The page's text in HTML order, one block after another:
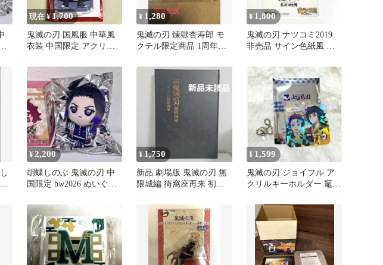
現在 ¥1,700
鬼滅の刃 国風服 中華風
衣装 中国限定 アクリル
¥ 1,280
鬼滅の刃 煉獄杏寿郎 モ
クテル限定商品 1周年記
ロック
¥ 1,800
鬼滅の刃 ナツコミ2019
非売品 サイン色紙風 ミ
¥2,200
胡蝶しのぶ 鬼滅の刃 中
国限定 bw2026 ぬいぐる
¥ 1,750
新品 劇場版 鬼滅の刃 無
限城編 猗窩座再来 初回
¥ 1,599
鬼滅の刃 ジョイフル ア
クリルキーホルダー 竈門